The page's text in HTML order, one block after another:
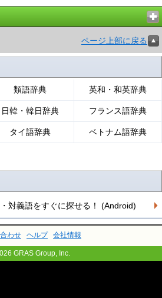
ページ上部に戻る
類語辞典 英和・和英辞典
日韓・韓日辞典 フランス語辞典
タイ語辞典 ベトナム語辞典
対義語をすぐに探せる！ (Android)
わせ ヘルプ 会社情報
GRAS Group, Inc.